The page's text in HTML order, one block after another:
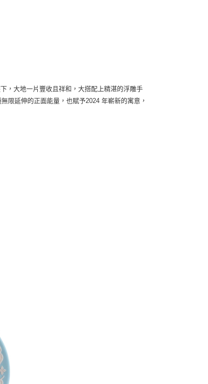
，大地一片豐收且祥和，大搭配上精湛的浮雕手
限延伸的正面能量，也賦予2024 年嶄新的寓意，